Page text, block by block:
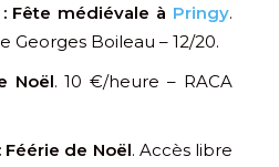
Fête médiévale à Pringy.
Georges Boileau – 12/20.
Noël. 10 €/heure – RACA
Féérie de Noël. Accès libre